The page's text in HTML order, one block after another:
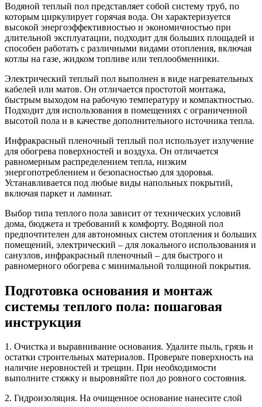
Водяной теплый пол представляет собой систему труб, по
которым циркулирует горячая вода. Он характеризуется
высокой энергоэффективностью и экономичностью при
длительной эксплуатации, подходит для больших площадей и
способен работать с различными видами отопления, включая
котлы на газе, жидком топливе или теплообменники.
Электрический теплый пол выполнен в виде нагревательных
кабелей или матов. Он отличается простотой монтажа,
быстрым выходом на рабочую температуру и компактностью.
Подходит для использования в помещениях с ограниченной
высотой пола и в качестве дополнительного источника тепла.
Инфракрасный пленочный теплый пол использует излучение
для обогрева поверхностей и воздуха. Он отличается
равномерным распределением тепла, низким
энергопотреблением и безопасностью для здоровья.
Устанавливается под любые виды напольных покрытий,
включая паркет и ламинат.
Выбор типа теплого пола зависит от технических условий
дома, бюджета и требований к комфорту. Водяной пол
предпочтителен для автономных систем отопления и больших
помещений, электрический – для локального использования и
санузлов, инфракрасный пленочный – для быстрого и
равномерного обогрева с минимальной толщиной покрытия.
Подготовка основания и монтаж
системы теплого пола: пошаговая
инструкция
1. Очистка и выравнивание основания. Удалите пыль, грязь и
остатки строительных материалов. Проверьте поверхность на
наличие неровностей и трещин. При необходимости
выполните стяжку и выровняйте пол до ровного состояния.
2. Гидроизоляция. На очищенное основание нанесите слой